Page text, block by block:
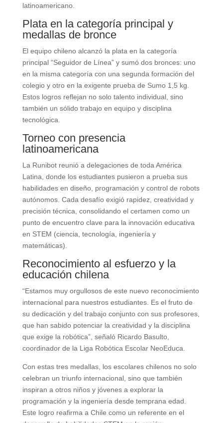
latinoamericano.
Plata en la categoría principal y
medallas de bronce
El equipo chileno alcanzó la plata en la categoría
principal “Seguidor de Línea” y sumó dos bronces: uno
en la misma categoría con una segunda formación del
colegio y otro en la exigente prueba de Sumo 1,5 kg.
Estos logros reflejan no solo talento individual, sino
también un sólido trabajo en equipo y disciplina
tecnológica.
Torneo con presencia
latinoamericana
La Runibot reunió a delegaciones de toda América
Latina, donde los estudiantes pusieron a prueba sus
habilidades en diseño, programación y control de robots
autónomos. Cada desafío exigió rapidez, creatividad y
precisión técnica, consolidando el certamen como un
punto de encuentro clave para la innovación educativa
en STEM (ciencia, tecnología, ingeniería y
matemáticas).
Reconocimiento al esfuerzo y la
educación chilena
“Estamos muy orgullosos de este nuevo reconocimiento
internacional para nuestros estudiantes. Es el fruto de
su dedicación y del trabajo conjunto con sus profesores,
que han sabido potenciar la creatividad y la disciplina
que exige la robótica”, señaló Ricardo Basulto,
coordinador de la Liga Robótica Escolar NeoEduca.
Con estas tres medallas, los escolares chilenos no solo
celebran un triunfo internacional, sino que también
inspiran a otros niños y jóvenes a explorar la
programación y la ingeniería desde temprana edad.
Este logro reafirma a Chile como un referente en el